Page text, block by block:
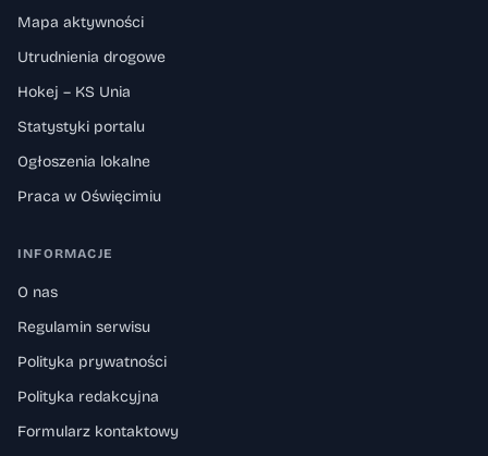
Mapa aktywności
Utrudnienia drogowe
Hokej – KS Unia
Statystyki portalu
Ogłoszenia lokalne
Praca w Oświęcimiu
INFORMACJE
O nas
Regulamin serwisu
Polityka prywatności
Polityka redakcyjna
Formularz kontaktowy